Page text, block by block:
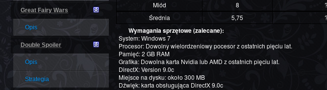
Great Fairy Wars
Opis
Double Spoiler
Opis
Strategia
Średnia 5,75 ?
Miód
8 ?
Wymagania sprzętowe (zalecane):
System: Windows 7
Procesor: Dowolny wielordzeniowy pocesor z ostatnich pięciu lat.
Pamięć: 2 GB RAM
Grafika: Dowolna karta Nvidia lub AMD z ostatnich pięciu lat.
DirectX: Version 9.0c
Miejsce na dysku: około 300 MB
Dźwięk: karta obsługująca DirectX 9.0c